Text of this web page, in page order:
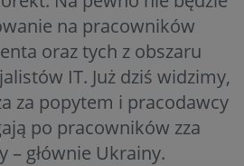
na pracowników
oraz tych z obszaru
IT. Już dziś widzimy,
za popytem i pracodawcy
po pracowników zza
– głównie Ukrainy.